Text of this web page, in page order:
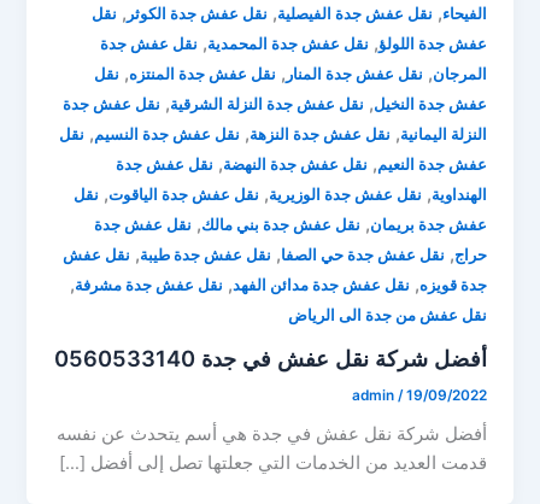
الفيحاء, نقل عفش جدة الفيصلية, نقل عفش جدة الكوثر , نقل
عفش جدة اللولؤ, نقل عفش جدة المحمدية, نقل عفش جدة
المرجان, نقل عفش جدة المنار , نقل عفش جدة المنتزه, نقل
عفش جدة النخيل, نقل عفش جدة النزلة الشرقية, نقل عفش جدة
النزلة اليمانية, نقل عفش جدة النزهة, نقل عفش جدة النسيم, نقل
عفش جدة النعيم, نقل عفش جدة النهضة, نقل عفش جدة
الهنداوية, نقل عفش جدة الوزيرية, نقل عفش جدة الياقوت, نقل
عفش جدة بريمان, نقل عفش جدة بني مالك, نقل عفش جدة
حراج, نقل عفش جدة حي الصفا, نقل عفش جدة طيبة, نقل عفش
جدة قويزه, نقل عفش جدة مدائن الفهد, نقل عفش جدة مشرفة,
نقل عفش من جدة الى الرياض
أفضل شركة نقل عفش في جدة 0560533140
admin /19/09/2022
أفضل شركة نقل عفش في جدة هي أسم يتحدث عن نفسه
قدمت العديد من الخدمات التي جعلتها تصل إلى أفضل […]